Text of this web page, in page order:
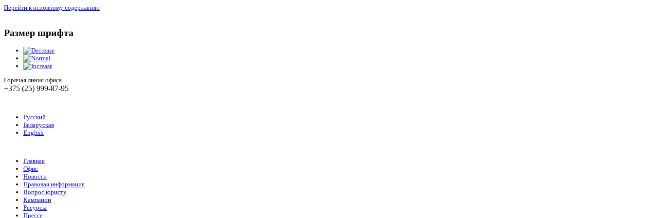
Перейти к основному содержанию
Размер шрифта
Горячая линия офиса
+375 (25) 999-87-95
Русский
Беларуская
English
Главная
Офис
Новости
Правовая информация
Вопрос юристу
Кампании
Ресурсы
Прессе